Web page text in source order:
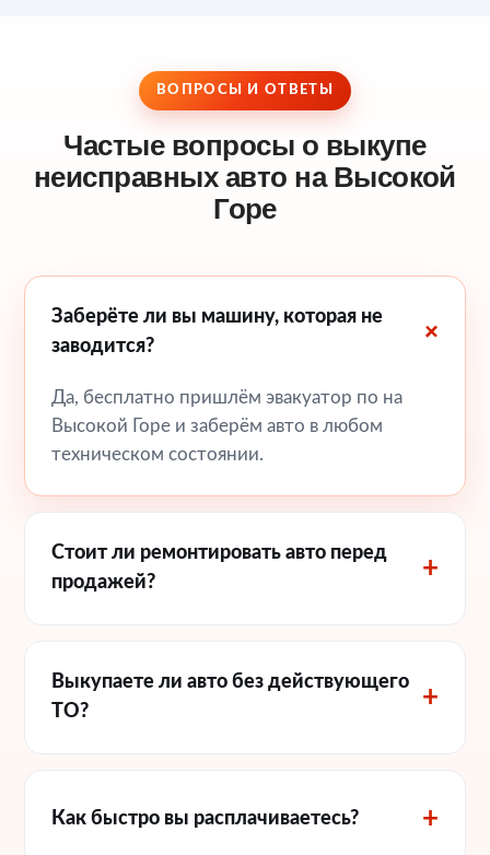
ВОПРОСЫ И ОТВЕТЫ
Частые вопросы о выкупе
неисправных авто на Высокой
Горе
Заберёте ли вы машину, которая не
заводится?
Да, бесплатно пришлём эвакуатор по на
Высокой Горе и заберём авто в любом
техническом состоянии.
Стоит ли ремонтировать авто перед
продажей?
Выкупаете ли авто без действующего
ТО?
Как быстро вы расплачиваетесь?